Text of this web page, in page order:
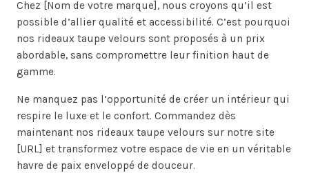
Chez [Nom de votre marque], nous croyons qu’il est
possible d’allier qualité et accessibilité. C’est pourquoi
nos rideaux taupe velours sont proposés à un prix
abordable, sans compromettre leur finition haut de
gamme.
Ne manquez pas l’opportunité de créer un intérieur qui
respire le luxe et le confort. Commandez dès
maintenant nos rideaux taupe velours sur notre site
[URL] et transformez votre espace de vie en un véritable
havre de paix enveloppé de douceur.